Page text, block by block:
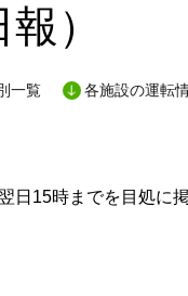
）
一覧 各施設の運転
日15時までを目処に